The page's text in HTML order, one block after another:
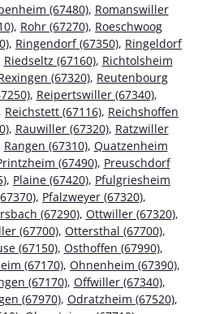
(67480), Romanswiller
, Rohr (67270), Roeschwoog
, Ringendorf (67350), Ringeldorf
Riedseltz (67160), Richtolsheim
(67320), Reutenbourg
, Reipertswiller (67340),
, Reichstett (67116), Reichshoffen
, Rauwiller (67320), Ratzwiller
Rangen (67310), Quatzenheim
(67490), Preuschdorf
, Plaine (67420), Pfulgriesheim
, Pfalzweyer (67320),
(67290), Ottwiller (67320),
(67700), Ottersthal (67700),
(67150), Osthoffen (67990),
(67170), Ohnenheim (67390),
(67170), Offwiller (67340),
(67970), Odratzheim (67520),